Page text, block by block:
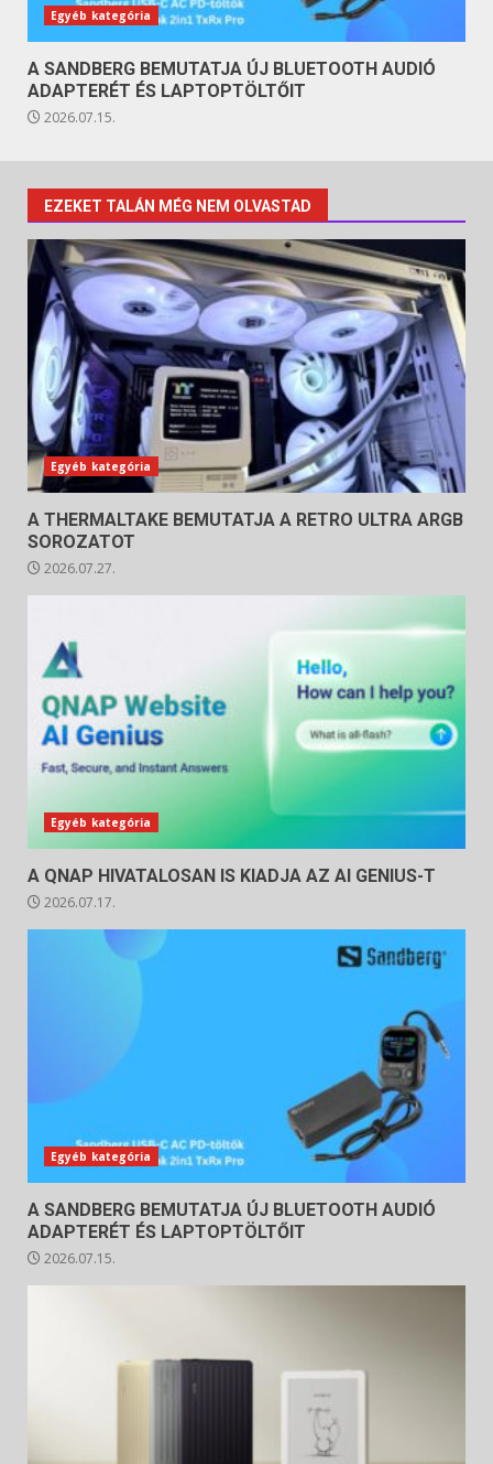
Egyéb kategória
A SANDBERG BEMUTATJA ÚJ BLUETOOTH AUDIÓ
ADAPTERÉT ÉS LAPTOPTÖLTŐIT
2026.07.15.
EZEKET TALÁN MÉG NEM OLVASTAD
Egyéb kategória
A THERMALTAKE BEMUTATJA A RETRO ULTRA ARGB
SOROZATOT
2026.07.27.
Egyéb kategória
A QNAP HIVATALOSAN IS KIADJA AZ AI GENIUS-T
2026.07.17.
Egyéb kategória
A SANDBERG BEMUTATJA ÚJ BLUETOOTH AUDIÓ
ADAPTERÉT ÉS LAPTOPTÖLTŐIT
2026.07.15.